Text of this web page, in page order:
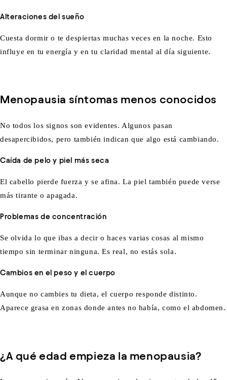
Alteraciones del sueño
Cuesta dormir o te despiertas muchas veces en la noche. Esto
influye en tu energía y en tu claridad mental al día siguiente.
Menopausia síntomas menos conocidos
No todos los signos son evidentes. Algunos pasan
desapercibidos, pero también indican que algo está cambiando.
Caída de pelo y piel más seca
El cabello pierde fuerza y se afina. La piel también puede verse
más tirante o apagada.
Problemas de concentración
Se olvida lo que ibas a decir o haces varias cosas al mismo
tiempo sin terminar ninguna. Es real, no estás sola.
Cambios en el peso y el cuerpo
Aunque no cambies tu dieta, el cuerpo responde distinto.
Aparece grasa en zonas donde antes no había, como el abdomen.
¿A qué edad empieza la menopausia?